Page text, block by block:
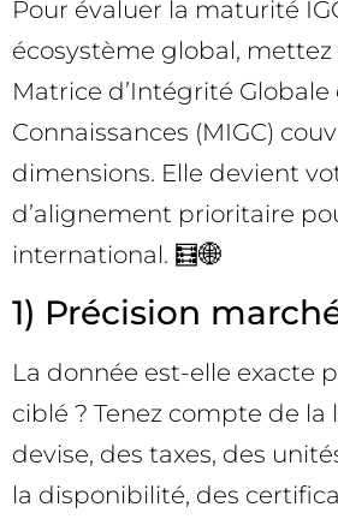
Pour évaluer la maturité
écosystème global, mettez
Matrice d’Intégrité Globale
Connaissances (MIGC)
dimensions. Elle devient
d’alignement prioritaire
international. 🧮🌐
1) Précision
La donnée est-elle exacte
ciblé ? Tenez compte de la
devise, des taxes, des
la disponibilité, des